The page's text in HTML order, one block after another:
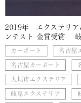
2019年 エクステリア
ンテスト 金賞受賞
カーポート 名古屋
名古屋カーポート
大垣市エクステリア
岐阜エクステリア